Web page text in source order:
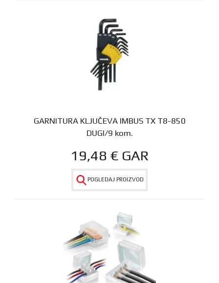
GARNITURA KLJUČEVA IMBUS TX T8-850
DUGI/9 kom.
19,48 € GAR
POGLEDAJ PROIZVOD